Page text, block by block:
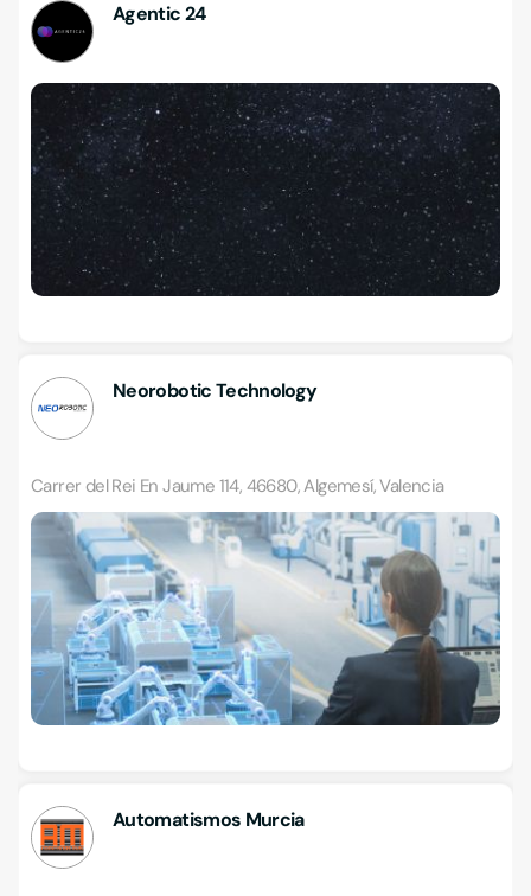
Agentic 24
Neorobotic Technology
Carrer del Rei En Jaume 114, 46680, Algemesí, Valencia
Automatismos Murcia